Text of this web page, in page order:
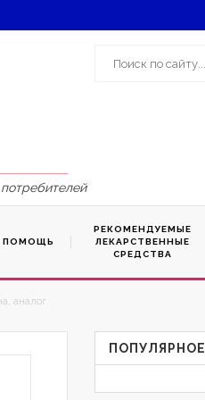
ПОМОЩЬ
РЕКОМЕНДУЕМЫЕ
ЛЕКАРСТВЕННЫЕ
СРЕДСТВА
аналог
ПОПУЛЯРНОЕ